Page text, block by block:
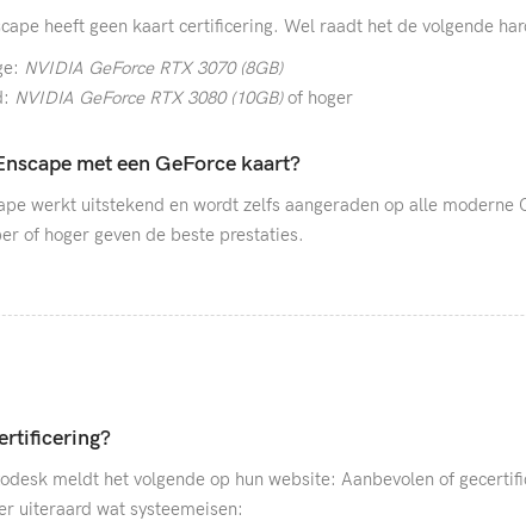
heeft geen kaart certificering. Wel raadt het de volgende
NVIDIA GeForce RTX 3070 (8GB)
NVIDIA GeForce RTX 3080 (10GB)of hoger
met een GeForce kaart?
werkt uitstekend en wordt zelfs aangeraden op alle moderne
of hoger geven de beste prestaties.
meldt het volgende op hun website: Aanbevolen of
uiteraard wat systeemeisen: